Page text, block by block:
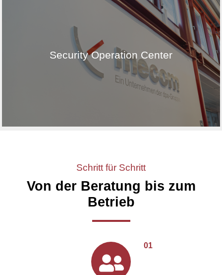
Security Operation Center
Mit unserem Security Operations Center analysieren
wir technische Schwachstellen und beugen so
unvorhergesehenen Schwierigkeiten vor. Damit
können wir sicherstellen, dass unsere
Systemlandschaft äußerst zuverlässig funktioniert.
Schritt für Schritt
Von der Beratung bis zum
Betrieb
01